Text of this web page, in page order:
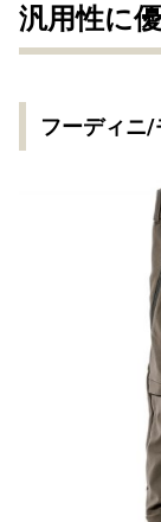
汎用性に
フーディニ